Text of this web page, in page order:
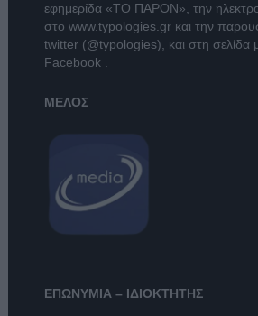
εφημερίδα «ΤΟ ΠΑΡΟΝ», την
στο www.typologies.grκαι την
twitter (@typologies), και στη σελίδα
Facebook .
ΜΕΛΟΣ
ΕΠΩΝΥΜΙΑ – ΙΔΙΟΚΤΗΤΗΣ